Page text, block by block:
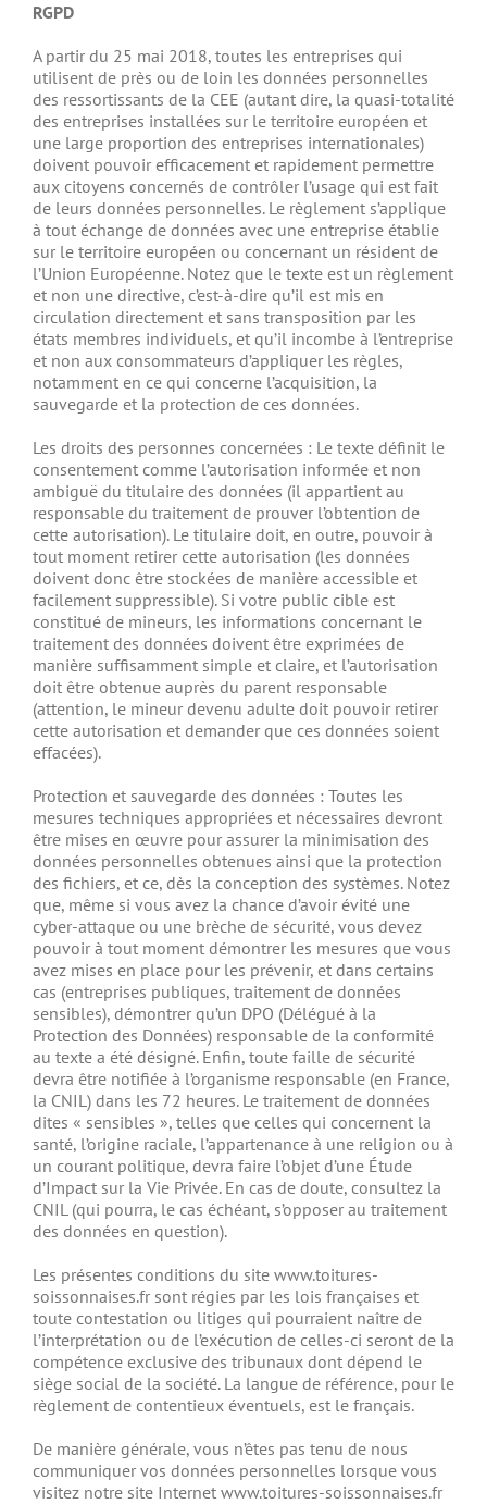
RGPD
A partir du 25 mai 2018, toutes les entreprises qui
utilisent de près ou de loin les données personnelles
des ressortissants de la CEE (autant dire, la quasi-totalité
des entreprises installées sur le territoire européen et
une large proportion des entreprises internationales)
doivent pouvoir efficacement et rapidement permettre
aux citoyens concernés de contrôler l’usage qui est fait
de leurs données personnelles. Le règlement s’applique
à tout échange de données avec une entreprise établie
sur le territoire européen ou concernant un résident de
l’Union Européenne. Notez que le texte est un règlement
et non une directive, c’est-à-dire qu’il est mis en
circulation directement et sans transposition par les
états membres individuels, et qu’il incombe à l’entreprise
et non aux consommateurs d’appliquer les règles,
notamment en ce qui concerne l’acquisition, la
sauvegarde et la protection de ces données.
Les droits des personnes concernées : Le texte définit le
consentement comme l’autorisation informée et non
ambiguë du titulaire des données (il appartient au
responsable du traitement de prouver l’obtention de
cette autorisation). Le titulaire doit, en outre, pouvoir à
tout moment retirer cette autorisation (les données
doivent donc être stockées de manière accessible et
facilement suppressible). Si votre public cible est
constitué de mineurs, les informations concernant le
traitement des données doivent être exprimées de
manière suffisamment simple et claire, et l’autorisation
doit être obtenue auprès du parent responsable
(attention, le mineur devenu adulte doit pouvoir retirer
cette autorisation et demander que ces données soient
effacées).
Protection et sauvegarde des données : Toutes les
mesures techniques appropriées et nécessaires devront
être mises en œuvre pour assurer la minimisation des
données personnelles obtenues ainsi que la protection
des fichiers, et ce, dès la conception des systèmes. Notez
que, même si vous avez la chance d’avoir évité une
cyber-attaque ou une brèche de sécurité, vous devez
pouvoir à tout moment démontrer les mesures que vous
avez mises en place pour les prévenir, et dans certains
cas (entreprises publiques, traitement de données
sensibles), démontrer qu’un DPO (Délégué à la
Protection des Données) responsable de la conformité
au texte a été désigné. Enfin, toute faille de sécurité
devra être notifiée à l’organisme responsable (en France,
la CNIL) dans les 72 heures. Le traitement de données
dites « sensibles », telles que celles qui concernent la
santé, l’origine raciale, l’appartenance à une religion ou à
un courant politique, devra faire l’objet d’une Étude
d’Impact sur la Vie Privée. En cas de doute, consultez la
CNIL (qui pourra, le cas échéant, s’opposer au traitement
des données en question).
Les présentes conditions du site www.toitures-
soissonnaises.fr sont régies par les lois françaises et
toute contestation ou litiges qui pourraient naître de
l’interprétation ou de l’exécution de celles-ci seront de la
compétence exclusive des tribunaux dont dépend le
siège social de la société. La langue de référence, pour le
règlement de contentieux éventuels, est le français.
De manière générale, vous n’êtes pas tenu de nous
communiquer vos données personnelles lorsque vous
visitez notre site Internet www.toitures-soissonnaises.fr